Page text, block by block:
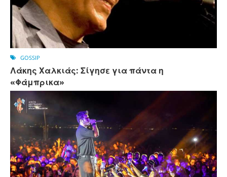
GOSSIP
Λάκης Χαλκιάς: Σίγησε για πάντα η
«Φάμπρικα»